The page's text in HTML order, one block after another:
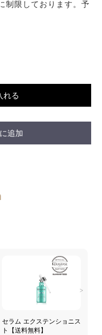
制限しております。予
れる
追加
セラム エクステンショニス
ト【送料無料】
>